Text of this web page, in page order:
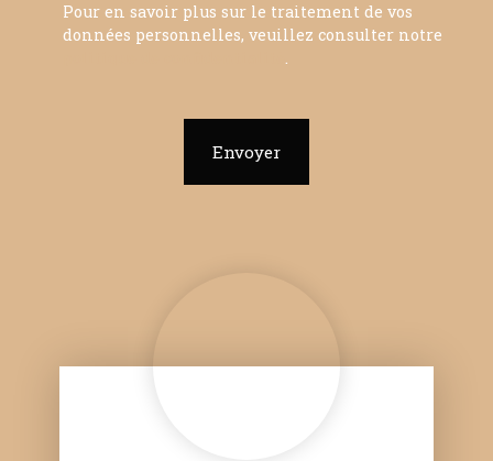
Pour en savoir plus sur le traitement de vos
données personnelles, veuillez consulter notre
.
Envoyer